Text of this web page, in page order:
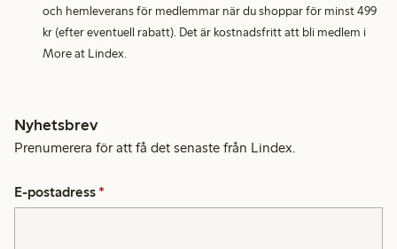
och hemleverans för medlemmar när du shoppar för minst 499
kr (efter eventuell rabatt). Det är kostnadsfritt att bli medlem i
More at Lindex.
Nyhetsbrev
Prenumerera för att få det senaste från Lindex.
E-postadress *